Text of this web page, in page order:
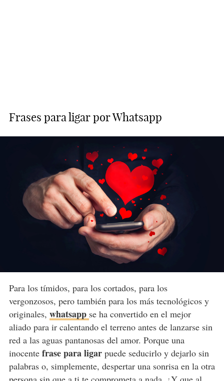
Frases para ligar por Whatsapp
Para los tímidos, para los cortados, para los
vergonzosos, pero también para los más tecnológicos y
originales, whatsapp se ha convertido en el mejor
aliado para ir calentando el terreno antes de lanzarse sin
red a las aguas pantanosas del amor. Porque una
inocente frase para ligarpuede seducirlo y dejarlo sin
palabras o, simplemente, despertar una sonrisa en la otra